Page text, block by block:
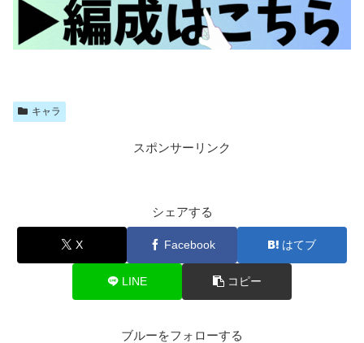
キャラ
スポンサーリンク
シェアする
X Facebook はてブ
LINE コピー
ブルーをフォローする